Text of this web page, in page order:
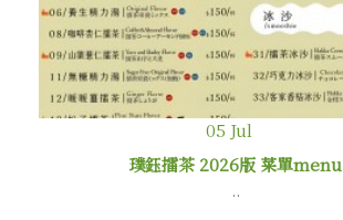
05 Jul
璞鈺擂茶 2026版 菜單menu
..